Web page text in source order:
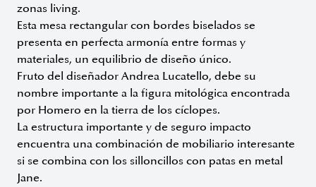
zonas living.
Esta mesa rectangular con bordes biselados se
presenta en perfecta armonía entre formas y
materiales, un equilibrio de diseño único.
Fruto del diseñador Andrea Lucatello, debe su
nombre importante a la figura mitológica encontrada
por Homero en la tierra de los cíclopes.
La estructura importante y de seguro impacto
encuentra una combinación de mobiliario interesante
si se combina con los silloncillos con patas en metal
Jane.